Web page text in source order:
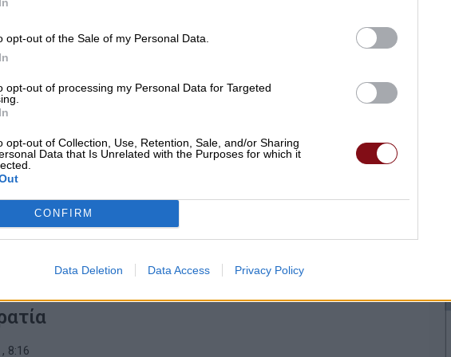
opt-out of the Sale of my Personal Data.
opt-out of processing my Personal Data for Targeted
opt-out of Collection, Use, Retention, Sale, and/or Sharing
Data that Is Unrelated with the Purposes for which it
CONFIRM
Data Deletion Data Access Privacy Policy
του ΝΑΤΟ: Αποτροπή μέσω
Ετοιμότητας
9:21
8:16